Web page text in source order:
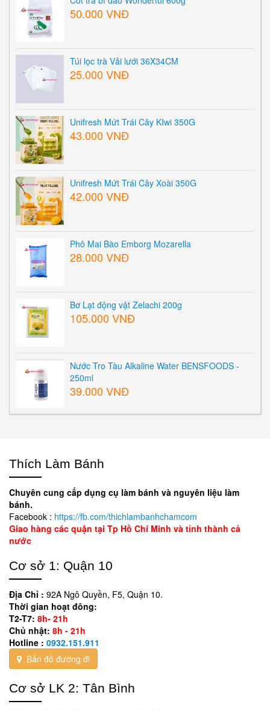
50.000 VNĐ
Túi lọc trà Vải lưới 36X34CM
25.000 VNĐ
Unifresh Mứt Trái Cây KIwi 350G
43.000 VNĐ
Unifresh Mứt Trái Cây Xoài 350G
42.000 VNĐ
Phô Mai Bào Emborg Mozarella
28.000 VNĐ
Bơ Lạt động vật Zelachi 200g
105.000 VNĐ
Nước Tro Tàu Alkaline Water BENSFOODS -
250ml
39.000 VNĐ
Thích Làm Bánh
Chuyên cung cấp dụng cụ làm bánh và nguyên liệu làm
bánh.
Facebook : https://fb.com/thichlambanhchamcom
Giao hàng các quận tại Tp Hồ Chí Minh và tỉnh thành cả
nước
Cơ sở 1: Quận 10
Địa Chỉ : 92A Ngô Quyền, F5, Quận 10.
Thời gian hoạt đông:
T2-T7: 8h- 21h
Chủ nhật: 8h - 21h
Hotline : 0932.151.911
Bản đồ đường đi
Cơ sở LK 2: Tân Bình